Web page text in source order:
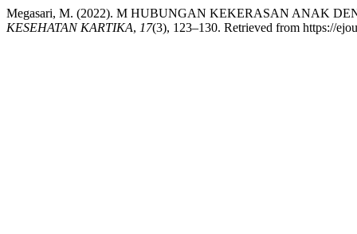
Megasari, M. (2022). M HUBUNGAN KEKERASAN ANAK
KESEHATAN KARTIKA, 17(3), 123–130. Retrieved from https://